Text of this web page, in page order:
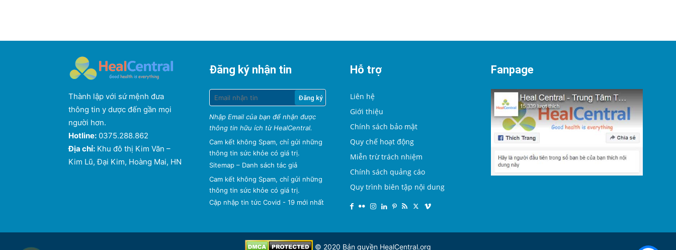
Thành lập với sứ mệnh đưa
thông tin y dược đến gần mọi
người hơn.
Hotline: 0375.288.862
Địa chỉ: Khu đô thị Kim Văn –
Kim Lũ, Đại Kim, Hoàng Mai, HN
Đăng ký nhận tin
Nhập Email của bạn để nhận được
thông tin hữu ích từ HealCentral.
Cam kết không Spam, chỉ gửi những
thông tin sức khỏe có giá trị.
Sitemap – Danh sách tác giả
Cam kết không Spam, chỉ gửi những
thông tin sức khỏe có giá trị.
Cập nhập tin tức Covid - 19 mới nhất
Hỗ trợ
Liên hệ
Giới thiệu
Chính sách bảo mật
Quy chế hoạt động
Miễn trừ trách nhiệm
Chính sách quảng cáo
Quy trình biên tập nội dung
Fanpage
© 2020 Bản quyền HealCentral.org